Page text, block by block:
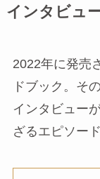
インタビュ
2022年に発売
ドブック。そ
インタビュー
ざるエピソー